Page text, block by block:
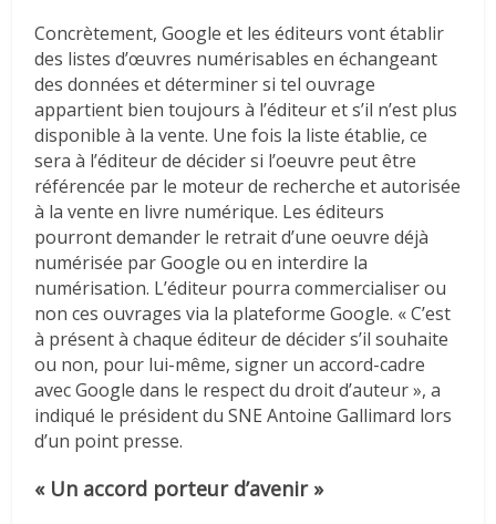
Concrètement, Google et les éditeurs vont établir
des listes d’œuvres numérisables en échangeant
des données et déterminer si tel ouvrage
appartient bien toujours à l’éditeur et s’il n’est plus
disponible à la vente. Une fois la liste établie, ce
sera à l’éditeur de décider si l’oeuvre peut être
référencée par le moteur de recherche et autorisée
à la vente en livre numérique. Les éditeurs
pourront demander le retrait d’une oeuvre déjà
numérisée par Google ou en interdire la
numérisation. L’éditeur pourra commercialiser ou
non ces ouvrages via la plateforme Google. « C’est
à présent à chaque éditeur de décider s’il souhaite
ou non, pour lui-même, signer un accord-cadre
avec Google dans le respect du droit d’auteur », a
indiqué le président du SNE Antoine Gallimard lors
d’un point presse.
« Un accord porteur d’avenir »